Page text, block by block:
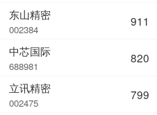
东山精密
002384
中芯国际
688981
立讯精密
002475
911
820
799